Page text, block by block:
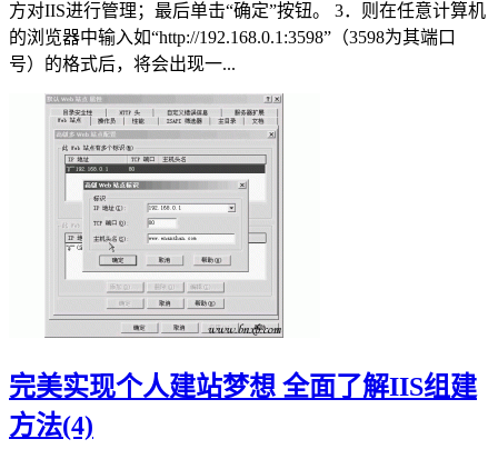
方对IIS进行管理；最后单击“确定”按钮。 3．则在任意计算机
的浏览器中输入如“http://192.168.0.1:3598”（3598为其端口
号）的格式后，将会出现一...
完美实现个人建站梦想 全面了解IIS组建
方法(4)